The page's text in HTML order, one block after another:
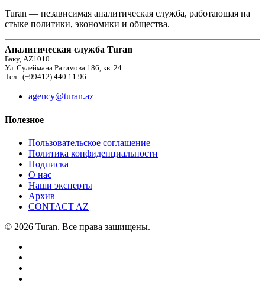
Turan — независимая аналитическая служба, работающая на
стыке политики, экономики и общества.
Аналитическая служба Turan
Баку, AZ1010
Ул. Сулеймана Рагимова 186, кв. 24
Тел.: (+99412) 440 11 96
agency@turan.az
Полезное
Пользовательское соглашение
Политика конфиденциальности
Подписка
О нас
Наши эксперты
Архив
CONTACT AZ
© 2026 Turan. Все права защищены.